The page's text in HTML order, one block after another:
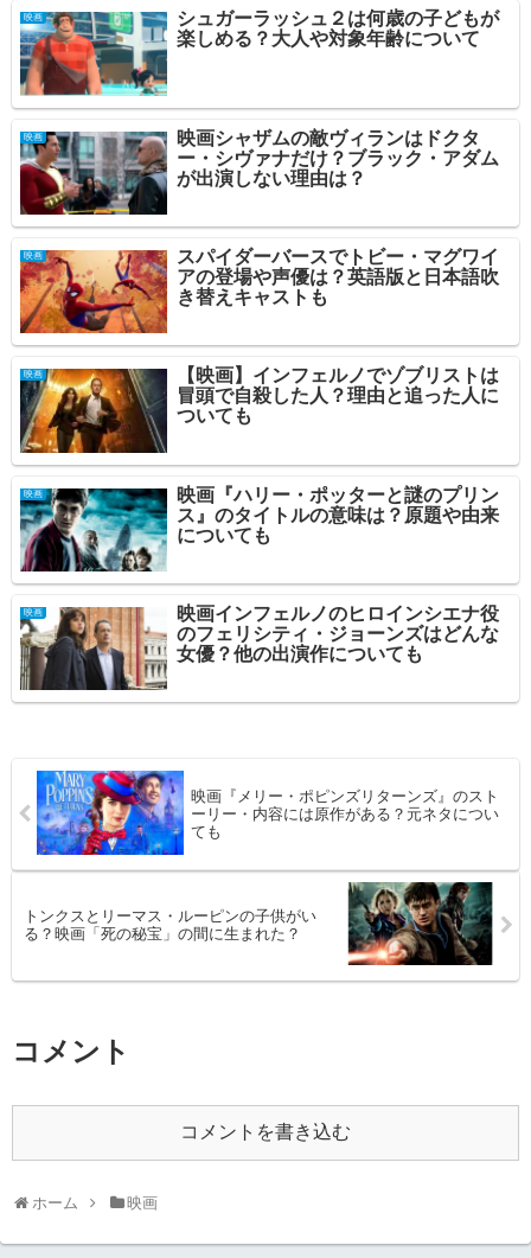
映画
シュガーラッシュ２は何歳の子どもが
楽しめる？大人や対象年齢について
映画
映画シャザムの敵ヴィランはドクタ
ー・シヴァナだけ？ブラック・アダム
が出演しない理由は？
映画
スパイダーバースでトビー・マグワイ
アの登場や声優は？英語版と日本語吹
き替えキャストも
映画
【映画】インフェルノでゾブリストは
冒頭で自殺した人？理由と追った人に
ついても
映画
映画『ハリー・ポッターと謎のプリン
ス』のタイトルの意味は？原題や由来
についても
映画
映画インフェルノのヒロインシエナ役
のフェリシティ・ジョーンズはどんな
女優？他の出演作についても
映画『メリー・ポピンズリターンズ』のスト
ーリー・内容には原作がある？元ネタについ
ても
トンクスとリーマス・ルーピンの子供がい
る？映画「死の秘宝」の間に生まれた？
コメント
コメントを書き込む
ホーム 映画